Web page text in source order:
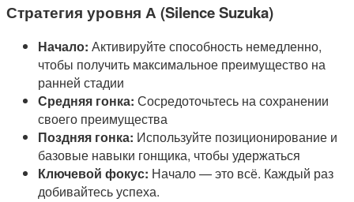
Стратегия уровня А (Silence Suzuka)
Начало: Активируйте способность немедленно,
чтобы получить максимальное преимущество на
ранней стадии
Средняя гонка: Сосредоточьтесь на сохранении
своего преимущества
Поздняя гонка: Используйте позиционирование и
базовые навыки гонщика, чтобы удержаться
Ключевой фокус: Начало — это всё. Каждый раз
добивайтесь успеха.